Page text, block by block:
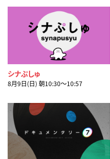
シナぷしゅ
8月9日(日) 朝10:30〜10:57